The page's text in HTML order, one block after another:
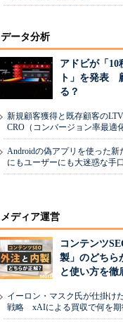
データ分析
アドビが「
ト」を発表
る？
新規顧客獲得と既存顧客の
CRO（コンバージョン率最適
Androidの偽アプリを使った新
にもユーザーにも大迷惑な手
メディア運営
コンテンツ
製」のどち
と使い方を徹
イーロン・マスク氏が仕掛け
戦略 xAIによる買収で何を期